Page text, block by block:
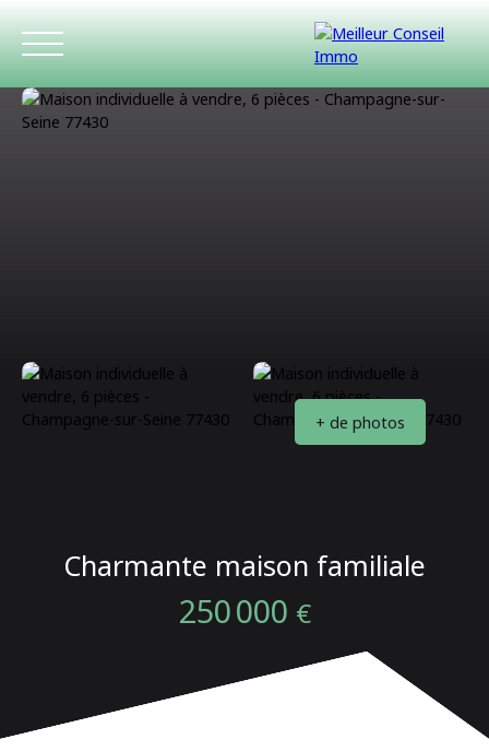
+ de photos
Charmante maison familiale
250 000 €